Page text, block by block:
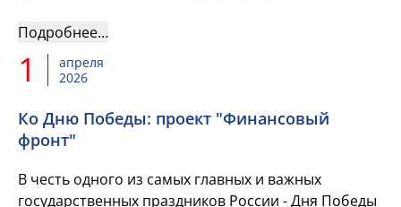
Подробнее…
1
апреля
2026
Ко Дню Победы: проект "Финансовый
фронт"
В честь одного из самых главных и важных
государственных праздников России - Дня Победы